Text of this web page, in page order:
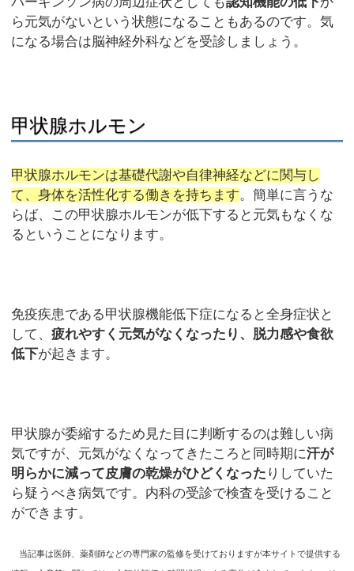
ら元気がないという状態になることもあるのです。気
になる場合は脳神経外科などを受診しましょう。
甲状腺ホルモン
甲状腺ホルモンは基礎代謝や自律神経などに関与し
て、身体を活性化する働きを持ちます。簡単に言うな
らば、この甲状腺ホルモンが低下すると元気もなくな
るということになります。
免疫疾患である甲状腺機能低下症になると全身症状と
して、疲れやすく元気がなくなったり、脱力感や食欲
低下が起きます。
甲状腺が委縮するため見た目に判断するのは難しい病
気ですが、元気がなくなってきたころと同時期に汗が
明らかに減って皮膚の乾燥がひどくなった りしていた
ら疑うべき病気です。内科の受診で検査を受けること
ができます。
当記事は医師、薬剤師などの専門家の監修を受けておりますが本サイトで提供する